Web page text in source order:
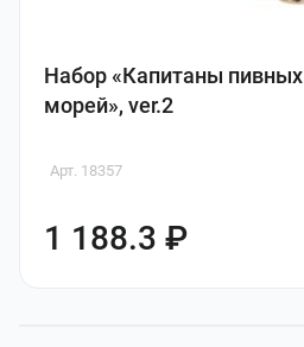
Набор «Капитаны пивных
морей», ver.2
Арт. 18357
1 188.3 ₽